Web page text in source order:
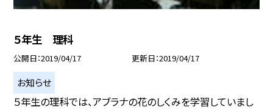
５年生 理科
公開日 2019/04/17 更新日 2019/04/17
お知らせ
５年生の理科では、アブラナの花のしくみを学習していまし